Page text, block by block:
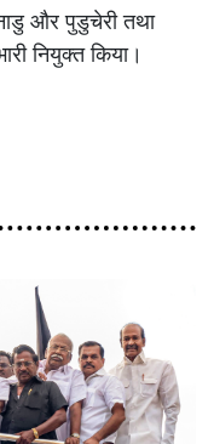
और पुडुचेरी तथा
नियुक्त किया।